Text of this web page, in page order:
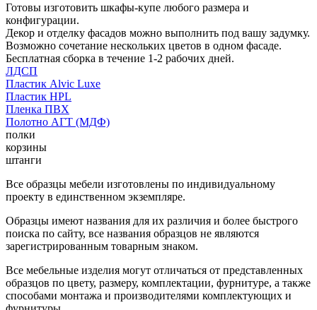
Готовы изготовить шкафы-купе любого размера и
конфигурации.
Декор и отделку фасадов можно выполнить под вашу задумку.
Возможно сочетание нескольких цветов в одном фасаде.
Бесплатная сборка в течение 1-2 рабочих дней.
ЛДСП
Пластик Alvic Luxe
Пластик HPL
Пленка ПВХ
Полотно АГТ (МДФ)
полки
корзины
штанги
Все образцы мебели изготовлены по индивидуальному
проекту в единственном экземпляре.
Образцы имеют названия для их различия и более быстрого
поиска по сайту, все названия образцов не являются
зарегистрированным товарным знаком.
Все мебельные изделия могут отличаться от представленных
образцов по цвету, размеру, комплектации, фурнитуре, а также
способами монтажа и производителями комплектующих и